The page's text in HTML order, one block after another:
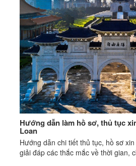
Hướng dẫn làm hồ sơ, thủ tục
Loan
Hướng dẫn chi tiết thủ tục, hồ sơ
giải đáp các thắc mắc về thời gian,